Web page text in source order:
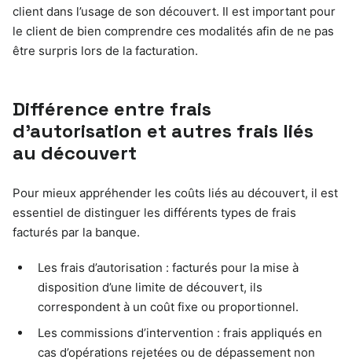
client dans l’usage de son découvert. Il est important pour
le client de bien comprendre ces modalités afin de ne pas
être surpris lors de la facturation.
Différence entre frais
d’autorisation et autres frais liés
au découvert
Pour mieux appréhender les coûts liés au découvert, il est
essentiel de distinguer les différents types de frais
facturés par la banque.
Les frais d’autorisation : facturés pour la mise à
disposition d’une limite de découvert, ils
correspondent à un coût fixe ou proportionnel.
Les commissions d’intervention : frais appliqués en
cas d’opérations rejetées ou de dépassement non